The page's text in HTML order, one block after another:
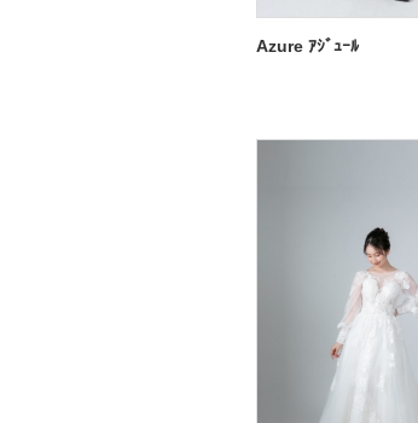
Azure ｱｼﾞｭｰﾙ